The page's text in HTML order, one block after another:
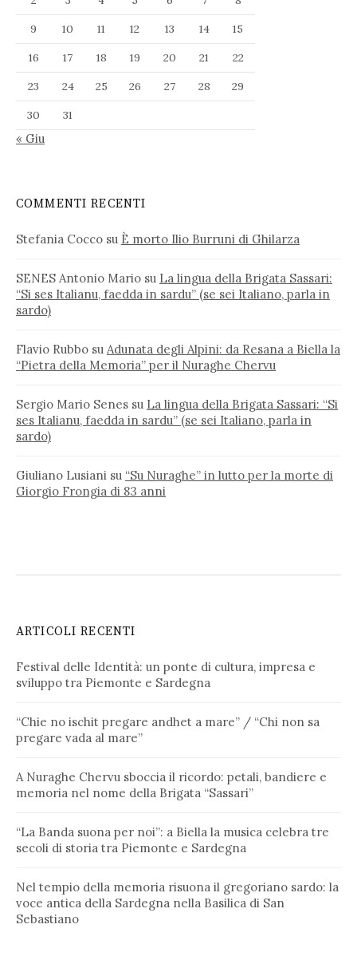
9
10 11 12 13 14
15
16
17 18 19 20 21
22
23
24 25 26 27 28
29
30
31
« Giu
COMMENTI RECENTI
Stefania Cocco su È morto Ilio Burruni di Ghilarza
SENES Antonio Mario su La lingua della Brigata Sassari:
“Si ses Italianu, faedda in sardu” (se sei Italiano, parla in
sardo)
Flavio Rubbo su Adunata degli Alpini: da Resana a Biella la
“Pietra della Memoria” per il Nuraghe Chervu
Sergio Mario Senes su La lingua della Brigata Sassari: “Si
ses Italianu, faedda in sardu” (se sei Italiano, parla in
sardo)
Giuliano Lusiani su “Su Nuraghe” in lutto per la morte di
Giorgio Frongia di 83 anni
ARTICOLI RECENTI
Festival delle Identità: un ponte di cultura, impresa e
sviluppo tra Piemonte e Sardegna
“Chie no ischit pregare andhet a mare” / “Chi non sa
pregare vada al mare”
A Nuraghe Chervu sboccia il ricordo: petali, bandiere e
memoria nel nome della Brigata “Sassari”
“La Banda suona per noi”: a Biella la musica celebra tre
secoli di storia tra Piemonte e Sardegna
Nel tempio della memoria risuona il gregoriano sardo: la
voce antica della Sardegna nella Basilica di San
Sebastiano